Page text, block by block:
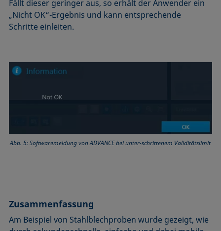
Fällt dieser geringer aus, so erhält der Anwender ein
„Nicht OK“-Ergebnis und kann entsprechende
Schritte einleiten.
Abb. 5: Softwaremeldung von ADVANCE bei unter-schrittenem Validitätslimit
Zusammenfassung
Am Beispiel von Stahlblechproben wurde gezeigt, wie